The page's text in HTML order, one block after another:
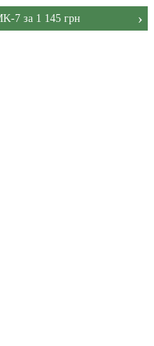
7 за 1 145 грн ›